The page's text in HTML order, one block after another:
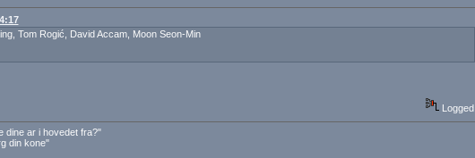
Tom Rogić, David Accam, Moon Seon-Min
Logged
dine ar i hovedet fra?"
din kone"